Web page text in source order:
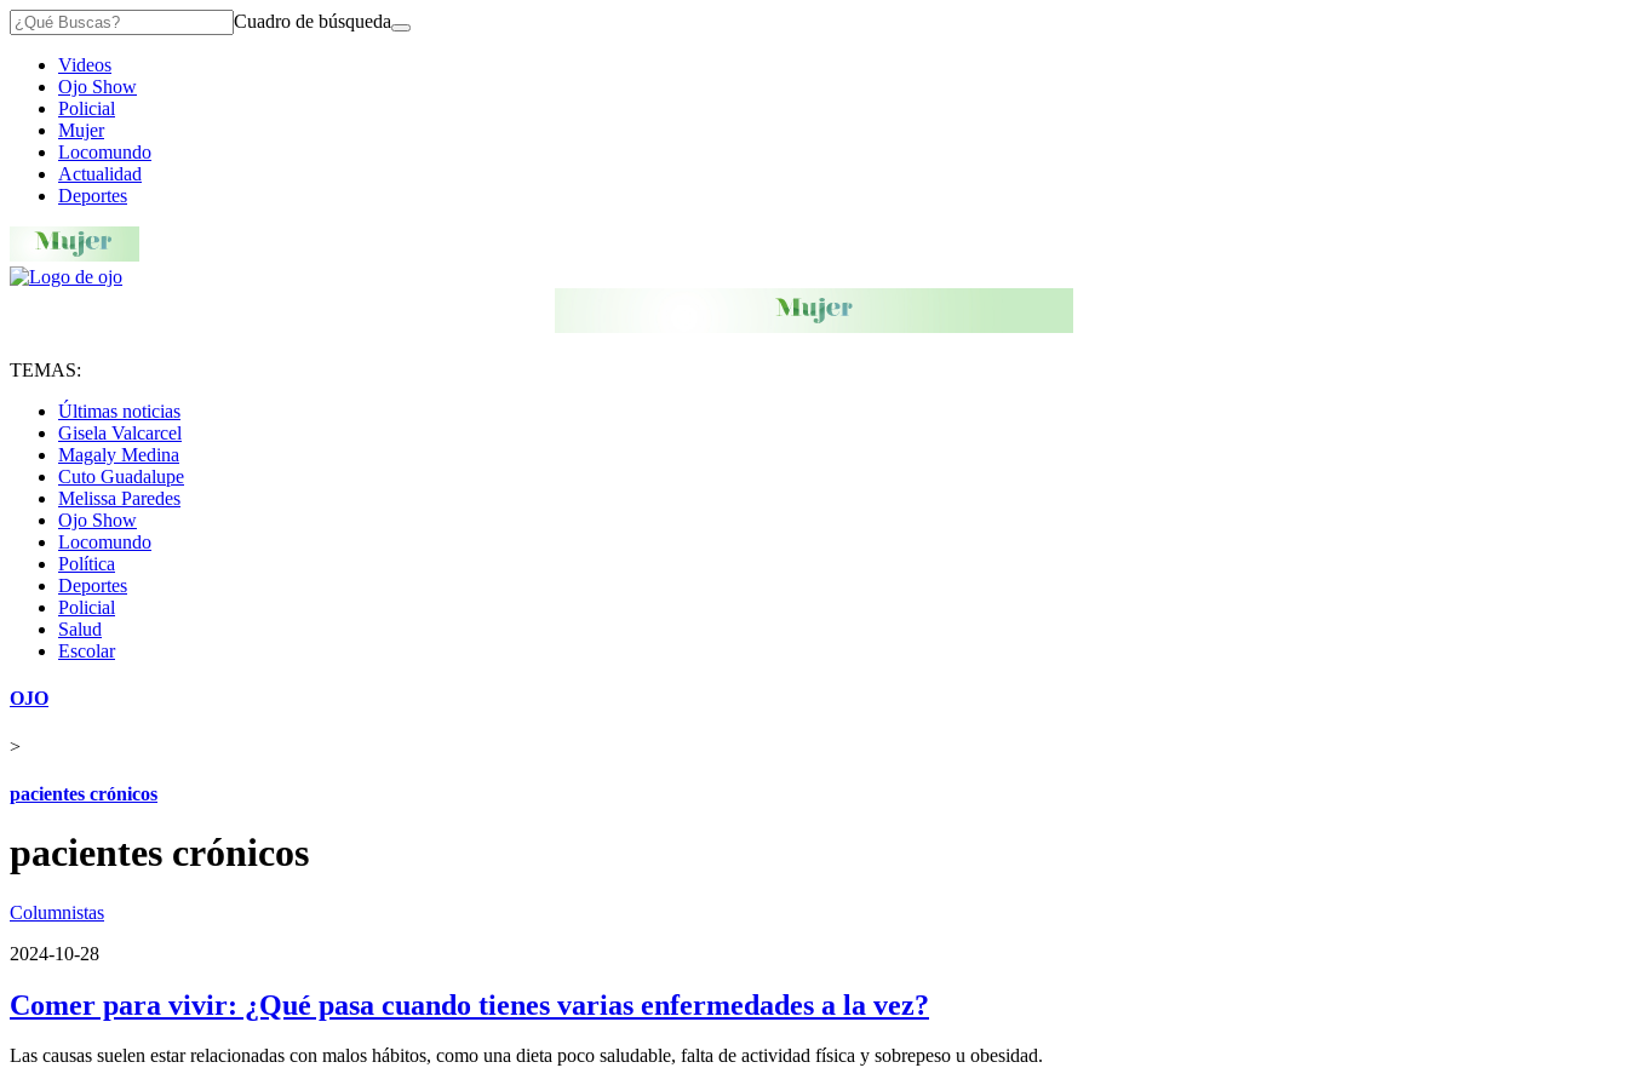
Cuadro de búsqueda
Videos
Ojo Show
Policial
Mujer
Locomundo
Actualidad
Deportes
TEMAS:
Últimas noticias
Gisela Valcarcel
Magaly Medina
Cuto Guadalupe
Melissa Paredes
Ojo Show
Locomundo
Política
Deportes
Policial
Salud
Escolar
OJO
>
pacientes crónicos
pacientes crónicos
Columnistas
2024-10-28
Comer para vivir: ¿Qué pasa cuando tienes varias enfermedades a la vez?
Las causas suelen estar relacionadas con malos hábitos, como una dieta poco saludable, falta de actividad física y sobrepeso u obesidad.